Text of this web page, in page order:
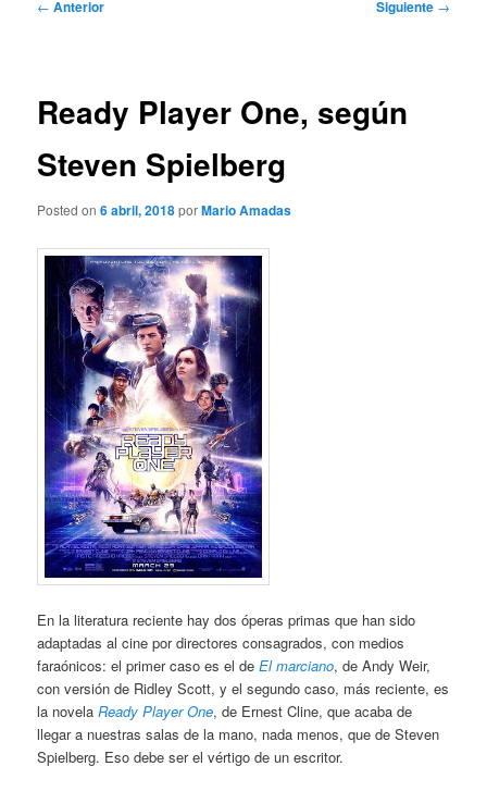
← Anterior Siguiente →
Ready Player One, según
Steven Spielberg
Posted on6 abril, 2018porMario Amadas
En la literatura reciente hay dos óperas primas que han sido
adaptadas al cine por directores consagrados, con medios
faraónicos: el primer caso es el deEl marciano, de Andy Weir,
con versión de Ridley Scott, y el segundo caso, más reciente, es
la novelaReady Player One, de Ernest Cline, que acaba de
llegar a nuestras salas de la mano, nada menos, que de Steven
Spielberg. Eso debe ser el vértigo de un escritor.